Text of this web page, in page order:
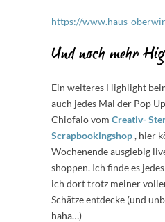
https://www.haus-
Und noch mehr
Ein weiteres Highlight
auch jedes Mal der Pop
Chiofalo vom Creativ-
Scrapbookingshop, hier
Wochenende ausgiebig
shoppen. Ich finde es
ich dort trotz meiner
Schätze entdecke (und
haha…)